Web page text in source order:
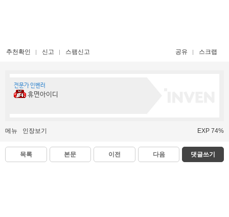
추천확인 신고 스팸신고 공유 스크랩
전문가 인벤러
휴면아이디
메뉴 인장보기 EXP 74%
목록 본문 이전 다음 댓글쓰기